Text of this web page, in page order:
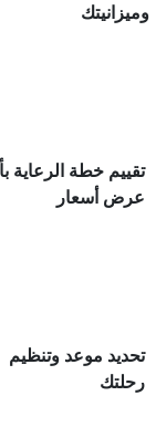
وميزانيتك
تقييم خطة الرعاية
عرض أسعار
تحديد موعد وتنظيم
رحلتك